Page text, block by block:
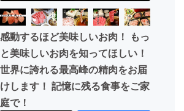
まちづくり・地域活性化
CAMPFIRE for Social Good
CAMPFIREふるさと納税machi-ya
感動するほど美味しいお肉！ もっ
と美味しいお肉を知ってほしい！
世界に誇れる最高峰の精肉をお届
けします！ 記憶に残る食事をご家
庭で！